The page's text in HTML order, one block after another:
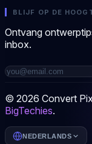
BLIJF OP DE
Ontvang
inbox.
© 2026 Convert
BigTechies.
NEDERLANDS